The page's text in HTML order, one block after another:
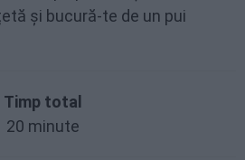
și bucură-te de un pui
Timp total
20 minute